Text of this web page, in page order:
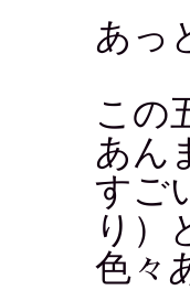
あっ
この
あん
すご
り）
色々